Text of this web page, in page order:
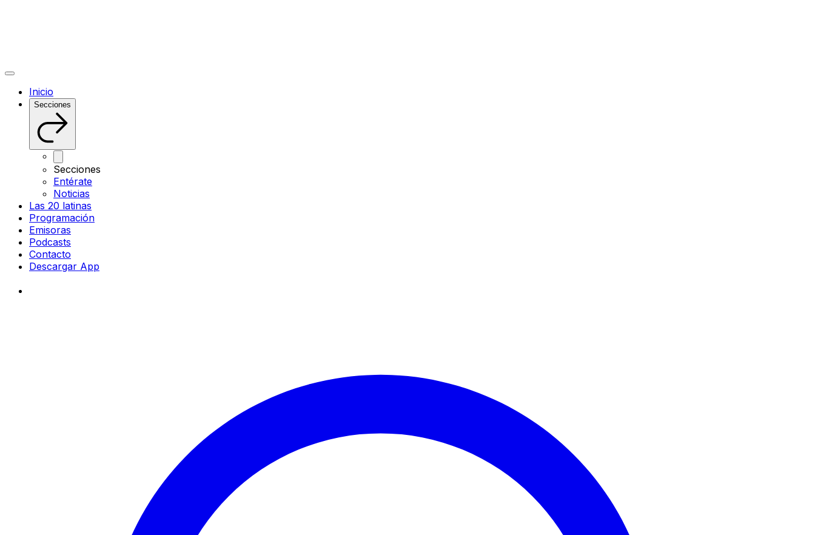
Inicio
Secciones
Secciones
Entérate
Noticias
Las 20 latinas
Programación
Emisoras
Podcasts
Contacto
Descargar App